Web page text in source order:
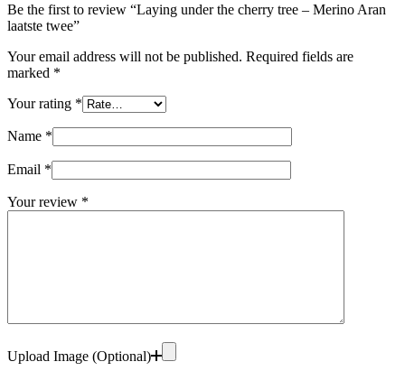
Be the first to review “Laying under the cherry tree – Merino Aran
laatste twee”
Your email address will not be published. Required fields are
marked *
Your rating *
Name *
Email *
Your review *
Upload Image (Optional)